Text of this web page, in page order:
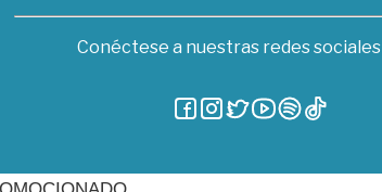
Conéctese a nuestras redes sociales